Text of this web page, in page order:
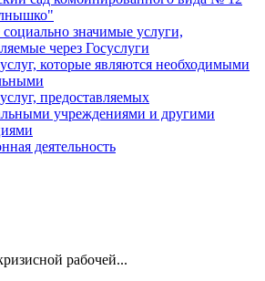
значимые услуги,
через Госуслуги
которые являются необходимыми
предоставляемых
учреждениями и другими
деятельность
рабочей...